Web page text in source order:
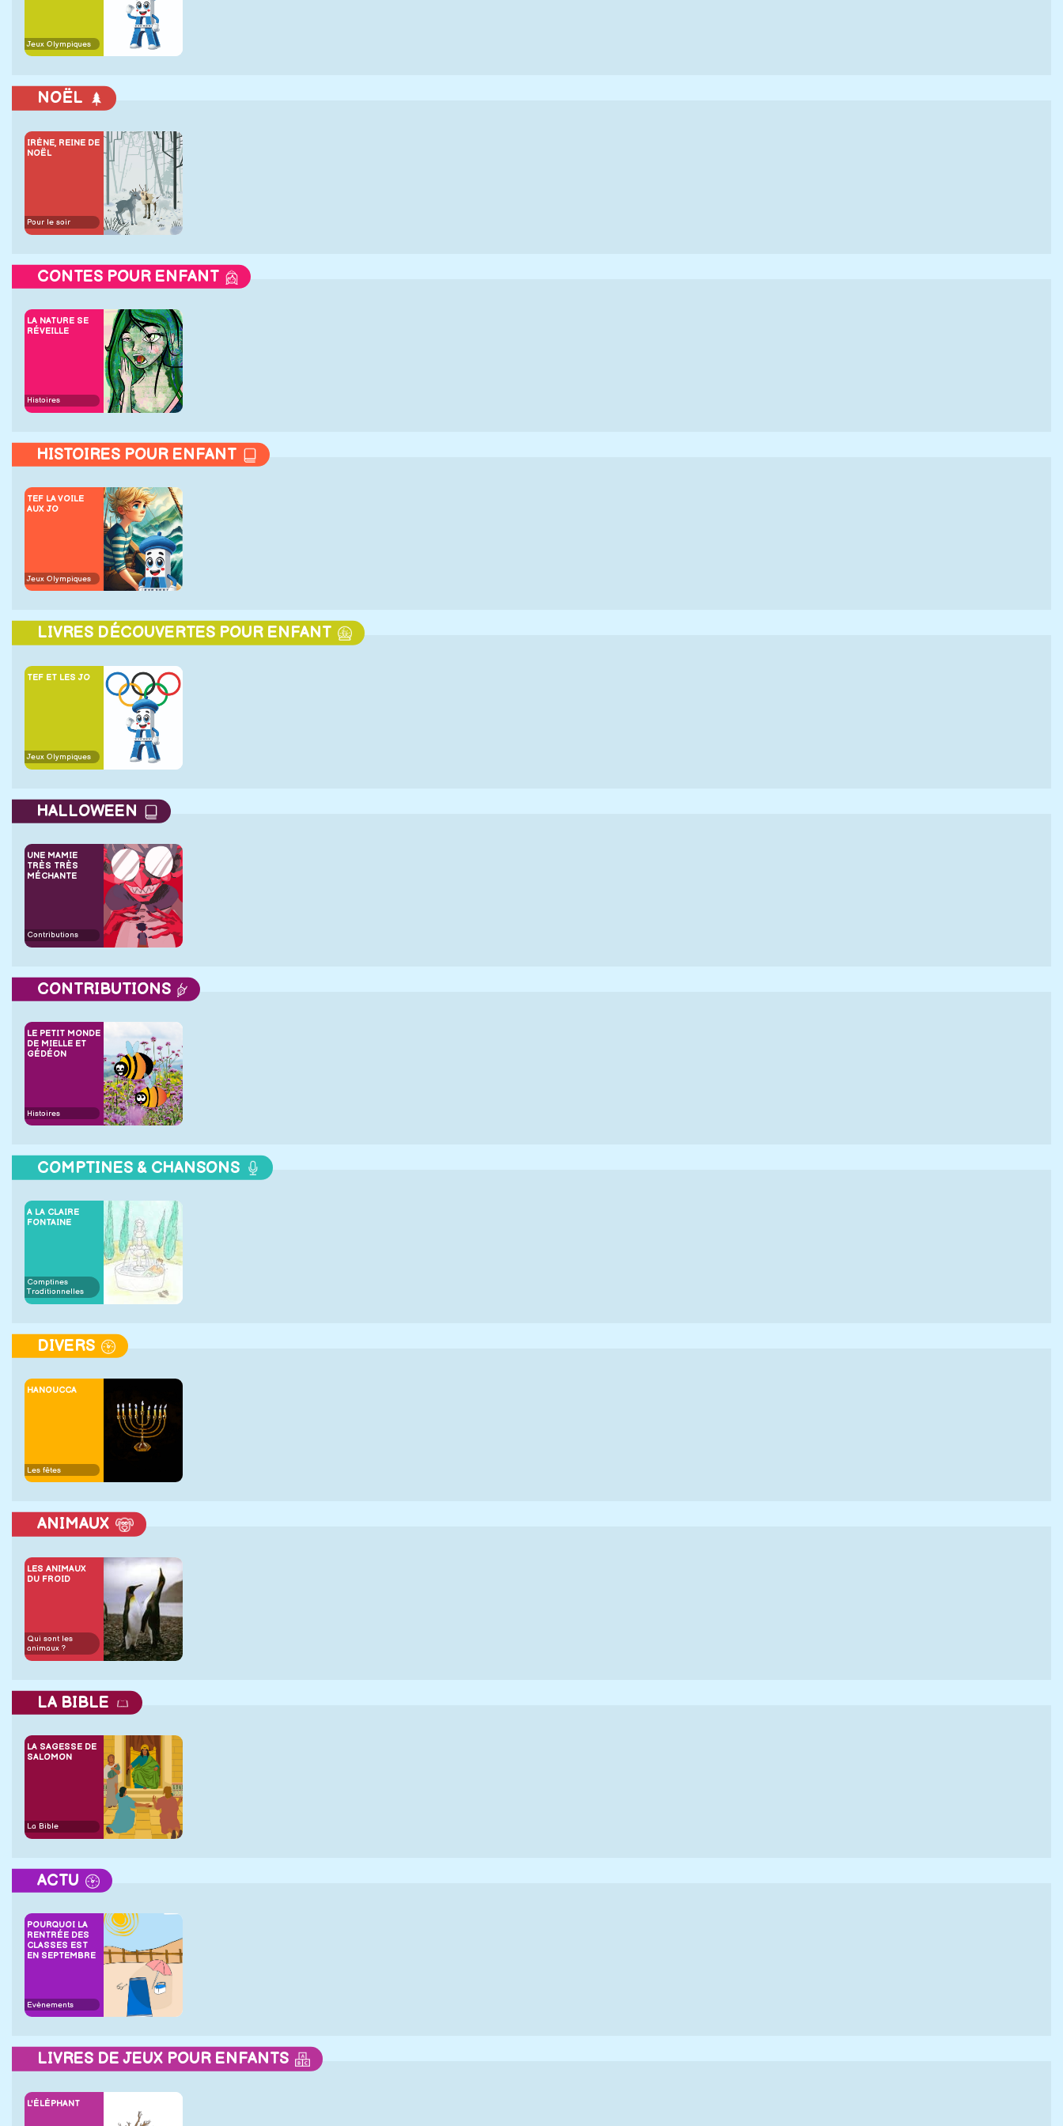
Jeux Olympiques
NOËL
IRÈNE, REINE DE
NOËL
Pour le soir
CONTES POUR ENFANT
LA NATURE SE
RÉVEILLE
Histoires
HISTOIRES POUR ENFANT
TEF LA VOILE
AUX JO
Jeux Olympiques
LIVRES DÉCOUVERTES POUR ENFANT
TEF ET LES JO
Jeux Olympiques
HALLOWEEN
UNE MAMIE
TRÈS TRÈS
MÉCHANTE
Contributions
CONTRIBUTIONS
LE PETIT MONDE
DE MIELLE ET
GÉDÉON
Histoires
COMPTINES & CHANSONS
A LA CLAIRE
FONTAINE
Comptines
Traditionnelles
DIVERS
HANOUCCA
Les fêtes
ANIMAUX
LES ANIMAUX
DU FROID
Qui sont les
animaux ?
LA BIBLE
LA SAGESSE DE
SALOMON
La Bible
ACTU
POURQUOI LA
RENTRÉE DES
CLASSES EST
EN SEPTEMBRE
Evènements
LIVRES DE JEUX POUR ENFANTS
L'ÉLÉPHANT